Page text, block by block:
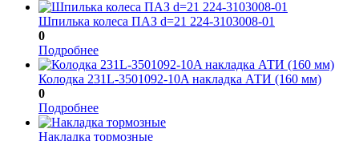
Шпилька колеса ПАЗ d=21 224-3103008-01
0
Подробнее
Колодка 231L-3501092-10A накладка АТИ (160 мм)
0
Подробнее
Накладка тормозные